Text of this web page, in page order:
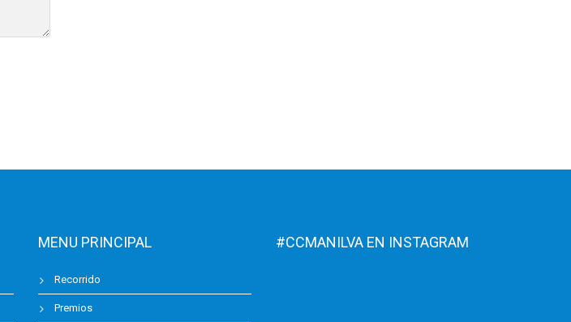
MENU PRINCIPAL
Recorrido
Premios
#CCMANILVA EN INSTAGRAM